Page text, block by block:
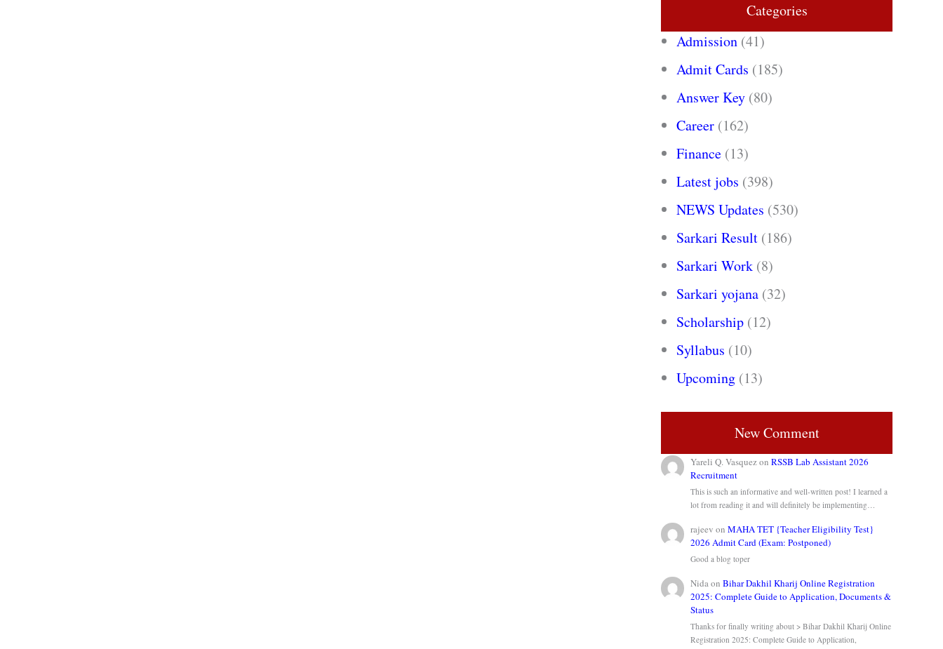
Categories
Admission (41)
Admit Cards (185)
Answer Key (80)
Career (162)
Finance (13)
Latest jobs (398)
NEWS Updates (530)
Sarkari Result (186)
Sarkari Work (8)
Sarkari yojana (32)
Scholarship (12)
Syllabus (10)
Upcoming (13)
New Comment
Yareli Q. VasquezonRSSB Lab Assistant 2026
Recruitment
This is such an informative and well-written post! I learned a
lot from reading it and will definitely be implementing…
rajeev onMAHA TET {Teacher Eligibility Test}
2026 Admit Card (Exam: Postponed)
Good a blog toper
NidaonBihar Dakhil Kharij Online Registration
2025: Complete Guide to Application, Documents &
Status
Thanks for finally writing about > Bihar Dakhil Kharij Online
Registration 2025: Complete Guide to Application,